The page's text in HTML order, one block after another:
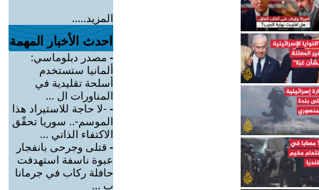
المزيد.....
احدث الأخبار المهمة
- مصدر دبلوماسي:
ألمانيا ستستخدم
أسلحة تقليدية في
المناورات ال ...
- -لا حاجة للاستيراد هذا
الموسم-.. سوريا تحقّق
الاكتفاء الذاتي ...
- قتلى وجرحى بانفجار
عبوة ناسفة استهدفت
حافلة ركاب في جرمانا
ب ...